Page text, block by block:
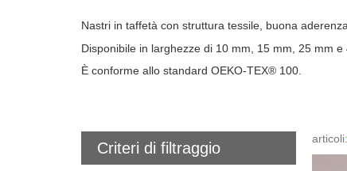
Nastri in taffetà con struttura tessile, buona
Disponibile in larghezze di 10 mm, 15 mm, 25 mm e
È conforme allo standard OEKO-TEX® 100.
Criteri di filtraggio
articoli: